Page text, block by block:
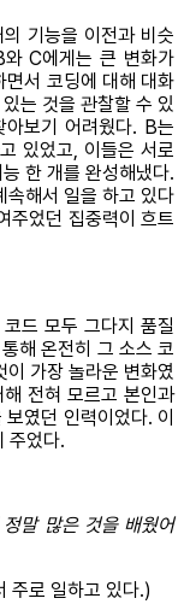
기능을 이전과 비슷
C에게는 큰 변화가
서 코딩에 대해 대화
는 것을 관찰할 수 있
보기 어려웠다. B는
있었고, 이들은 서로
한 개를 완성해냈다.
속해서 일을 하고 있다
주었던 집중력이 흐트
드 모두 그다지 품질
해 온전히 그 소스 코
이 가장 놀라운 변화였
전혀 모르고 본인과
였던 인력이었다. 이
주었다.
말 많은 것을 배웠어
주로 일하고 있다.)